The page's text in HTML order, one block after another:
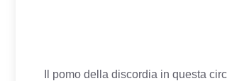
Il pomo della discordia in questa